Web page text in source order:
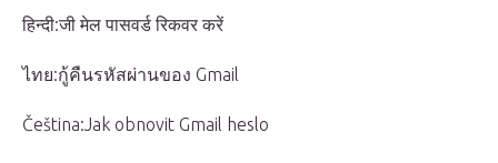
हिन्दी:जी मेल पासवर्ड रिकवर करें
ไทย:กู้คืนรหัสผ่านของ Gmail
Čeština:Jak obnovit Gmail heslo